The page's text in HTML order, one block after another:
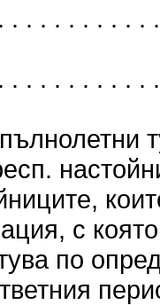
. . . . . . . . .
. . . . . . . . .
с
по